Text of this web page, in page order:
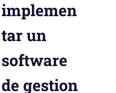
implemen
tar un
software
de gestion